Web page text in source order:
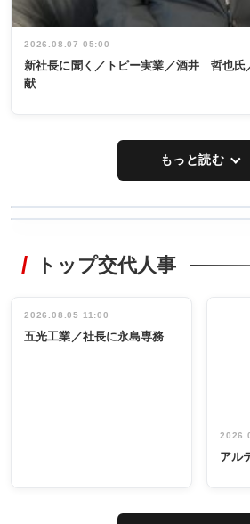
2026.08.07 05:00
新社長に聞く／トピー実業／酒井 哲也氏
献
もっと読む
非鉄業界で
インタビュ
ー／社内ア
タックトレー
祝う 業界関
係者ら220人
出席
トップ交代人事
2026.08.05 11:00
五光工業／社長に永島専務
アル